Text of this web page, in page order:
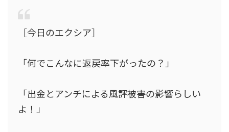
［今日のエクシア］
「何でこんなに返戻率下がったの？」
「出金とアンチによる風評被害の影響らしい
よ！」